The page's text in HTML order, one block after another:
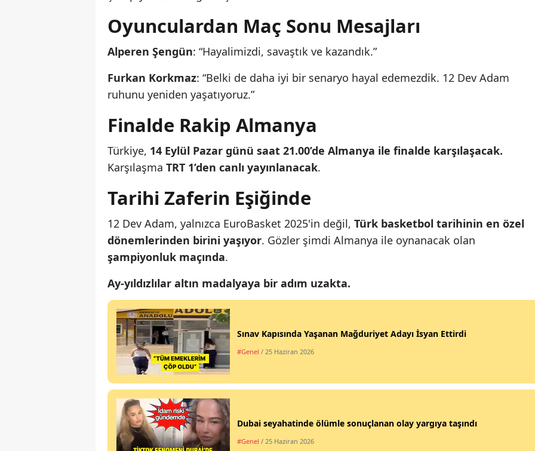
Oyunculardan Maç Sonu Mesajları
Alperen Şengün: “Hayalimizdi, savaştık ve kazandık.”
Furkan Korkmaz: “Belki de daha iyi bir senaryo hayal edemezdik. 12 Dev Adam
ruhunu yeniden yaşatıyoruz.”
Finalde Rakip Almanya
Türkiye, 14 Eylül Pazar günü saat 21.00’de Almanya ile finalde karşılaşacak.
Karşılaşma TRT 1’den canlı yayınlanacak.
Tarihi Zaferin Eşiğinde
12 Dev Adam, yalnızca EuroBasket 2025'in değil, Türk basketbol tarihinin en özel
dönemlerinden birini yaşıyor. Gözler şimdi Almanya ile oynanacak olan
şampiyonluk maçında.
Ay-yıldızlılar altın madalyaya bir adım uzakta.
Sınav Kapısında Yaşanan Mağduriyet Adayı İsyan Ettirdi
#Genel / 25 Haziran 2026
Dubai seyahatinde ölümle sonuçlanan olay yargıya taşındı
#Genel / 25 Haziran 2026